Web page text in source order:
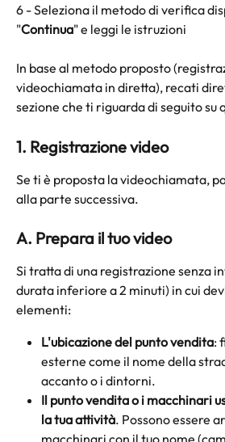
6 - Seleziona il metodo di verifica
"Continua" e leggi le istruzioni
In base al metodo proposto
videochiamata in diretta), recati
sezione che ti riguarda di seguito su
1. Registrazione video
Se ti è proposta la videochiamata,
alla parte successiva.
A. Prepara il tuo video
Si tratta di una registrazione senza
durata inferiore a 2 minuti) in cui
elementi:
L'ubicazione del punto vendita:
esterne come il nome della
accanto o i dintorni.
Il punto vendita o i macchinari
la tua attività. Possono essere